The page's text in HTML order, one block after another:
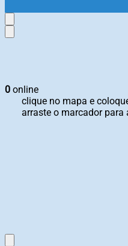
0 online
clique no mapa e
arraste o marcador para